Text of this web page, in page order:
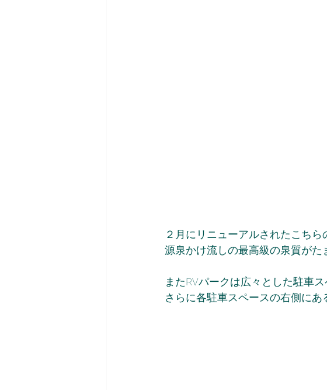
２月にリニューアルされたこちら
源泉かけ流しの最高級の泉質がた
またRVパークは広々とした駐車
さらに各駐車スペースの右側に